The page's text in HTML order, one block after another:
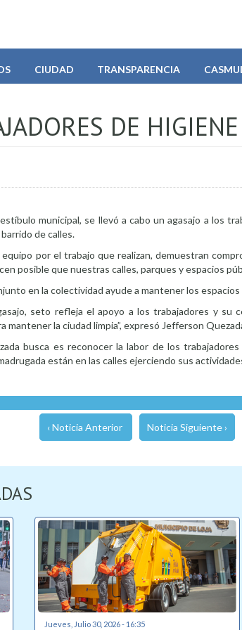
CIUDAD TRANSPARENCIA
DE HIGIENE
municipal, se llevó a cabo un agasajo a los
de calles.
por el trabajo que realizan, demuestran
posible que nuestras calles, parques y espacios
en la colectividad ayude a mantener los
seto refleja el apoyo a los trabajadores y
mantener la ciudad limpia”, expresó Jefferson
busca es reconocer la labor de los
están en las calles ejerciendo sus
‹ Noticia Anterior Noticia Siguiente ›
Jueves, Julio 30, 2026 - 16:35